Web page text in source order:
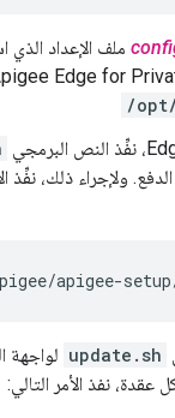
ملف الإعداد الذي
/
الدفع. ولإجراء ذلك، نفِّذ
apigee-
update.sh لواجهة
نفذ الأمر التالي: